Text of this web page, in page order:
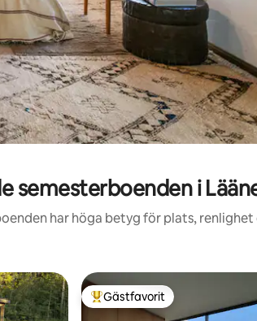
semesterboenden i
har höga betyg för plats, renlighet
Populär gästfavorit
Gästfavorit